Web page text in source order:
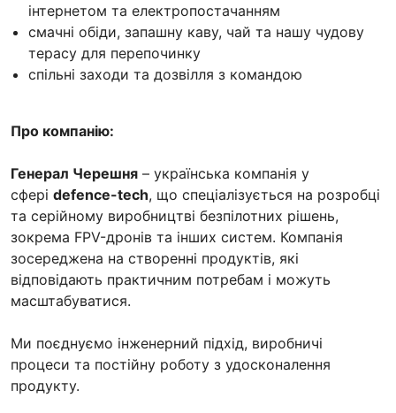
інтернетом та електропостачанням
cмачні обіди, запашну каву, чай та нашу чудову
терасу для перепочинку
cпільні заходи та дозвілля з командою
Про компанію:
Генерал Черешня – українська компанія у
сфері defence-tech, що спеціалізується на розробці
та серійному виробництві безпілотних рішень,
зокрема FPV-дронів та інших систем. Компанія
зосереджена на створенні продуктів, які
відповідають практичним потребам і можуть
масштабуватися.
Ми поєднуємо інженерний підхід, виробничі
процеси та постійну роботу з удосконалення
продукту.